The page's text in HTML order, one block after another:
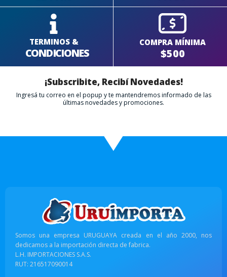
TERMINOS &
CONDICIONES
COMPRA MÍNIMA
$500
¡Subscribite, Recibí Novedades!
Ingresá tu correo en el popup y te mantendremos informado de las
últimas novedades y promociones.
Somos una empresa URUGUAYA creada en el año 2000, nos
dedicamos a la importación directa de fabrica.
L.H. IMPORTACIONES S.A.S.
RUT: 216517090014